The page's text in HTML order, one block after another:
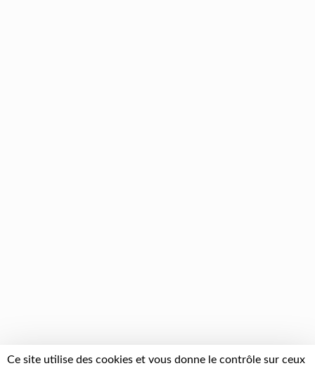
Ce site utilise des cookies et vous donne le contrôle sur ceux